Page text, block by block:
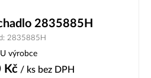
2835885H
2835885H
U výrobce
Kč/ ks bez DPH